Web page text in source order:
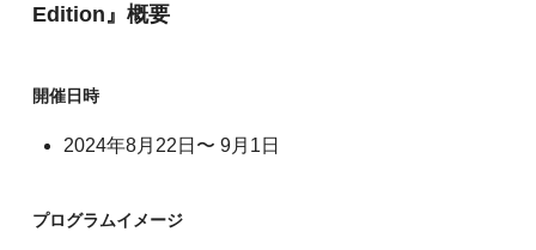
Edition』概要
開催日時
2024年8月22日〜 9月1日
プログラムイメージ